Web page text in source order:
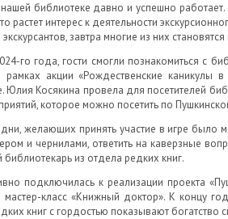
библиотеке давно и успешно
растет интерес к деятельности
завтра многие из них
го года, гости смогли познакомиться с
акции «Рождественские
Юлия Косякина провела для посетителей
которое можно посетить по
желающих принять участие в игре было
и чернилами, ответить на каверзные
из отдела редких книг.
подключилась к реализации проекта
мастер-класс «Книжный доктор». К концу
книг с гордостью показывают богатство